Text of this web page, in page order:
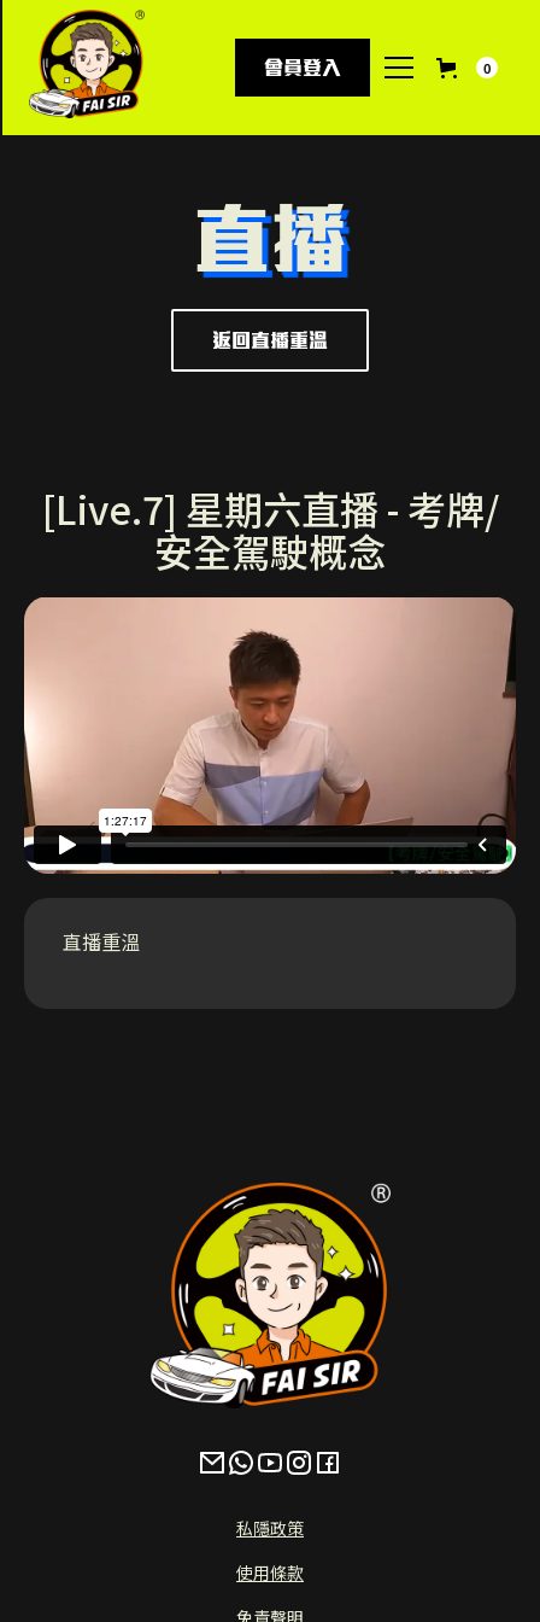
會員登入 0
直播
返回直播重溫
[Live.7] 星期六直播 - 考牌/
安全駕駛概念
直播重溫
私隱政策
使用條款
免責聲明